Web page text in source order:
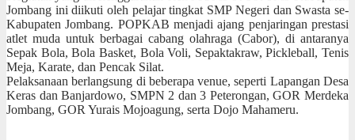
Jombang ini diikuti oleh pelajar tingkat SMP Negeri dan Swasta se-
Kabupaten Jombang. POPKAB menjadi ajang penjaringan prestasi
atlet muda untuk berbagai cabang olahraga (Cabor), di antaranya
Sepak Bola, Bola Basket, Bola Voli, Sepaktakraw, Pickleball, Tenis
Meja, Karate, dan Pencak Silat.
Pelaksanaan berlangsung di beberapa venue, seperti Lapangan Desa
Keras dan Banjardowo, SMPN 2 dan 3 Peterongan, GOR Merdeka
Jombang, GOR Yurais Mojoagung, serta Dojo Mahameru.